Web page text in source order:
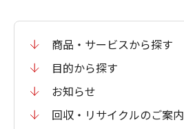
商品・サービスから探す
目的から探す
お知らせ
回収・リサイクルのご案内